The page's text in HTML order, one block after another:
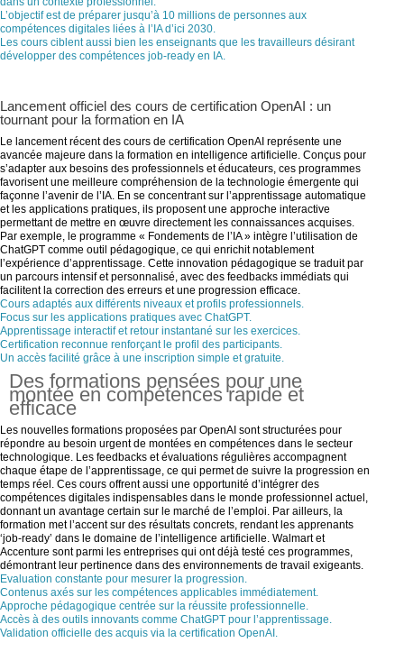
L’objectif est de préparer jusqu’à 10 millions de personnes aux
compétences digitales liées à l’IA d’ici 2030.
Les cours ciblent aussi bien les enseignants que les travailleurs désirant
développer des compétences job-ready en IA.
Lancement officiel des cours de certification OpenAI : un
tournant pour la formation en IA
Le lancement récent des cours de certification OpenAI représente une
avancée majeure dans la formation en intelligence artificielle. Conçus pour
s’adapter aux besoins des professionnels et éducateurs, ces programmes
favorisent une meilleure compréhension de la technologie émergente qui
façonne l’avenir de l’IA. En se concentrant sur l’apprentissage automatique
et les applications pratiques, ils proposent une approche interactive
permettant de mettre en œuvre directement les connaissances acquises.
Par exemple, le programme « Fondements de l’IA » intègre l’utilisation de
ChatGPT comme outil pédagogique, ce qui enrichit notablement
l’expérience d’apprentissage. Cette innovation pédagogique se traduit par
un parcours intensif et personnalisé, avec des feedbacks immédiats qui
facilitent la correction des erreurs et une progression efficace.
Cours adaptés aux différents niveaux et profils professionnels.
Focus sur les applications pratiques avec ChatGPT.
Apprentissage interactif et retour instantané sur les exercices.
Certification reconnue renforçant le profil des participants.
Un accès facilité grâce à une inscription simple et gratuite.
Des formations pensées pour une
montée en compétences rapide et
efficace
Les nouvelles formations proposées par OpenAI sont structurées pour
répondre au besoin urgent de montées en compétences dans le secteur
technologique. Les feedbacks et évaluations régulières accompagnent
chaque étape de l’apprentissage, ce qui permet de suivre la progression en
temps réel. Ces cours offrent aussi une opportunité d’intégrer des
compétences digitales indispensables dans le monde professionnel actuel,
donnant un avantage certain sur le marché de l’emploi. Par ailleurs, la
formation met l’accent sur des résultats concrets, rendant les apprenants
‘job-ready’ dans le domaine de l’intelligence artificielle. Walmart et
Accenture sont parmi les entreprises qui ont déjà testé ces programmes,
démontrant leur pertinence dans des environnements de travail exigeants.
Evaluation constante pour mesurer la progression.
Contenus axés sur les compétences applicables immédiatement.
Approche pédagogique centrée sur la réussite professionnelle.
Accès à des outils innovants comme ChatGPT pour l’apprentissage.
Validation officielle des acquis via la certification OpenAI.